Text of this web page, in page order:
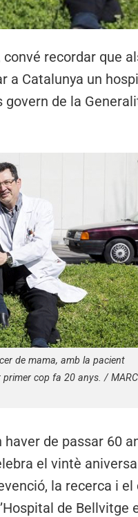
recordar que
a Catalunya un
de la
de mama, amb la pacient
cop fa 20 anys. / MARC
de passar 60
el vintè
la recerca i
de Bellvitge